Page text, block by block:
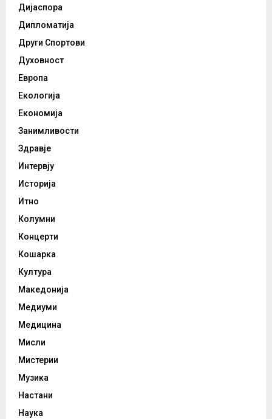
Дијаспора
Дипломатија
Други Спортови
Духовност
Европа
Екологија
Економија
Занимливости
Здравје
Интервју
Историја
Итно
Колумни
Концерти
Кошарка
Култура
Македонија
Медиуми
Медицина
Мисли
Мистерии
Музика
Настани
Наука